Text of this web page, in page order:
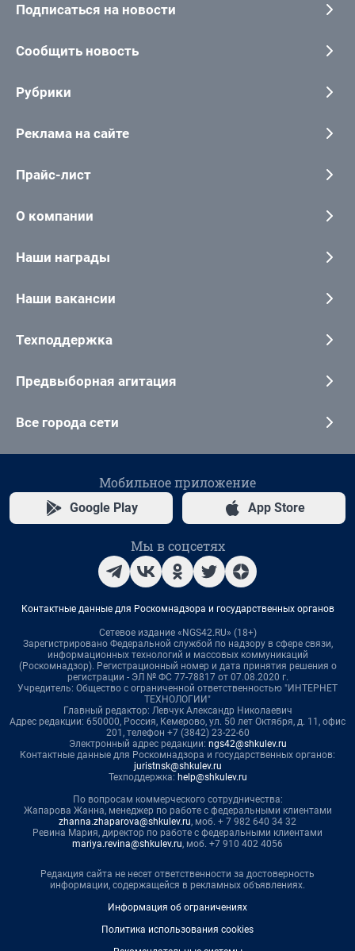
Подписаться на новости
Сообщить новость
Рубрики
Реклама на сайте
Прайс-лист
О компании
Наши награды
Наши вакансии
Техподдержка
Предвыборная агитация
Все города сети
Мобильное приложение
Google Play App Store
Мы в соцсетях
Контактные данные для Роскомнадзора и государственных органов
Сетевое издание «NGS42.RU» (18+)
Зарегистрировано Федеральной службой по надзору в сфере связи,
информационных технологий и массовых коммуникаций
(Роскомнадзор). Регистрационный номер и дата принятия решения о
регистрации - ЭЛ № ФС 77-78817 от 07.08.2020 г.
Учредитель: Общество с ограниченной ответственностью "ИНТЕРНЕТ
ТЕХНОЛОГИИ"
Главный редактор: Левчук Александр Николаевич
Адрес редакции: 650000, Россия, Кемерово, ул. 50 лет Октября, д. 11, офис
201, телефон +7 (3842) 23-22-60
Электронный адрес редакции: ngs42@shkulev.ru
Контактные данные для Роскомнадзора и государственных органов:
juristnsk@shkulev.ru
Техподдержка: help@shkulev.ru
По вопросам коммерческого сотрудничества:
Жапарова Жанна, менеджер по работе с федеральными клиентами
zhanna.zhaparova@shkulev.ru, моб. + 7 982 640 34 32
Ревина Мария, директор по работе с федеральными клиентами
mariya.revina@shkulev.ru, моб. +7 910 402 4056
Редакция сайта не несет ответственности за достоверность
информации, содержащейся в рекламных объявлениях.
Информация об ограничениях
Политика использования cookies